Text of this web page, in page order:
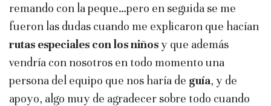
remando con la peque…pero en seguida se me
fueron las dudas cuando me explicaron que hacían
rutas especiales con los niñosy que además
vendría con nosotros en todo momento una
persona del equipo que nos haría de guía, y de
apoyo, algo muy de agradecer sobre todo cuando